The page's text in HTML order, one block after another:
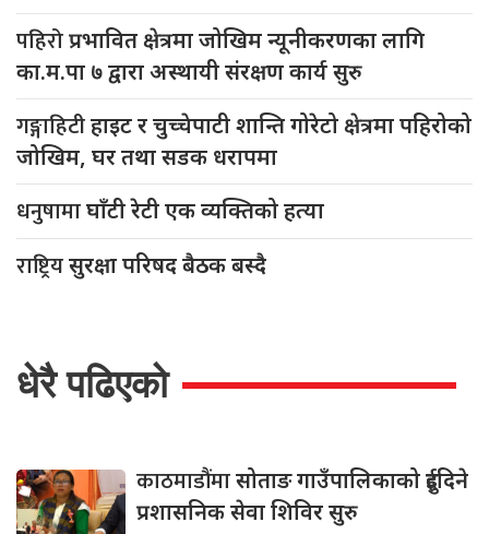
पहिरोप्रभावित क्षेत्रमा जोखिम न्यूनीकरणका लागि
का.म.पा ७ द्वारा अस्थायी संरक्षण कार्य सुरु
गङ्गाहिटीहाइट र चुच्चेपाटी शान्ति गोरेटो क्षेत्रमा पहिरोको
जोखिम, घर तथा सडक धरापमा
धनुषामाघाँटी रेटी एक व्यक्तिको हत्या
राष्ट्रियसुरक्षा परिषद बैठक बस्दै
धेरै पढिएको
काठमाडौंमासोताङ गाउँपालिकाको दुईदिने
प्रशासनिक सेवा शिविर सुरु